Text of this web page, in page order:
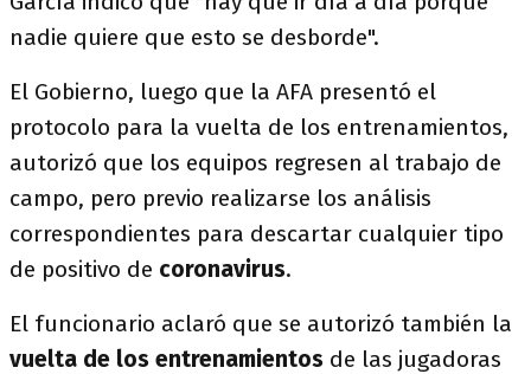
nadie quiere que esto se desborde".
El Gobierno, luego que la AFA presentó el
protocolo para la vuelta de los entrenamientos,
autorizó que los equipos regresen al trabajo de
campo, pero previo realizarse los análisis
correspondientes para descartar cualquier tipo
de positivo de coronavirus.
El funcionario aclaró que se autorizó también la
vuelta de los entrenamientos de las jugadoras